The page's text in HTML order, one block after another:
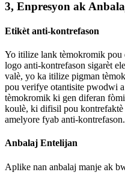
3, Enpresyon ak
Etikèt anti-kontrefason
Yo itilize lank tèmokromik
logo anti-kontrefason sigarèt
valè, yo ka itilize pigman
pou verifye otantisite pwodwi
tèmokromik ki gen diferan
koulè, ki difisil pou
amelyore fyab anti-kontrefason.
Anbalaj Entelijan
Aplike nan anbalaj manje ak